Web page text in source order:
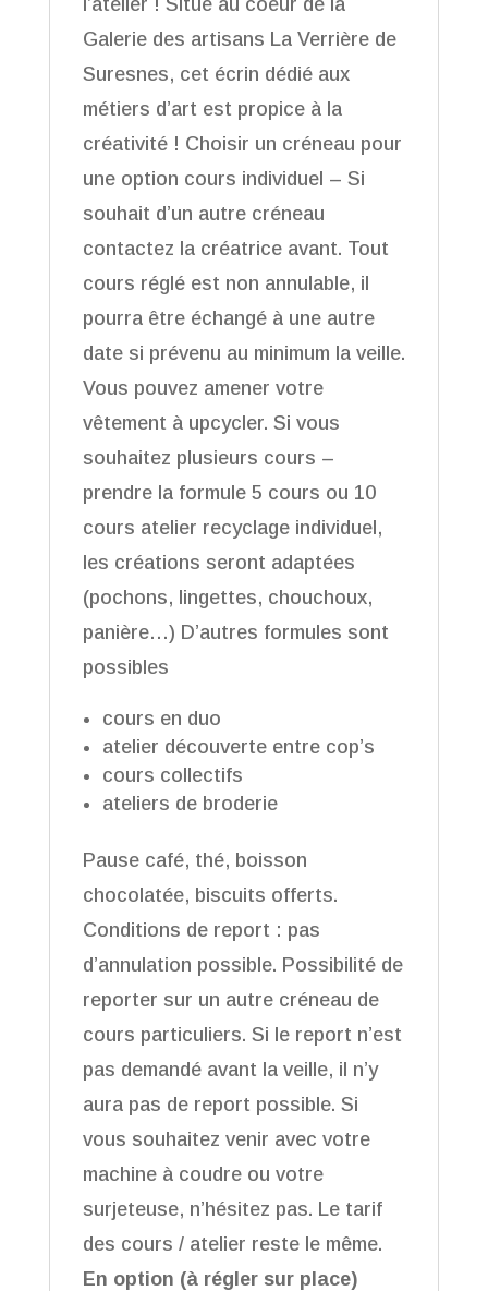
Galerie des artisans La Verrière de
Suresnes, cet écrin dédié aux
métiers d’art est propice à la
créativité ! Choisir un créneau pour
une option cours individuel – Si
souhait d’un autre créneau
contactez la créatrice avant. Tout
cours réglé est non annulable, il
pourra être échangé à une autre
date si prévenu au minimum la veille.
Vous pouvez amener votre
vêtement à upcycler. Si vous
souhaitez plusieurs cours –
prendre la formule 5 cours ou 10
cours atelier recyclage individuel,
les créations seront adaptées
(pochons, lingettes, chouchoux,
panière…) D’autres formules sont
possibles
cours en duo
atelier découverte entre cop’s
cours collectifs
ateliers de broderie
Pause café, thé, boisson
chocolatée, biscuits offerts.
Conditions de report : pas
d’annulation possible. Possibilité de
reporter sur un autre créneau de
cours particuliers. Si le report n’est
pas demandé avant la veille, il n’y
aura pas de report possible. Si
vous souhaitez venir avec votre
machine à coudre ou votre
surjeteuse, n’hésitez pas. Le tarif
des cours / atelier reste le même.
En option (à régler sur place)